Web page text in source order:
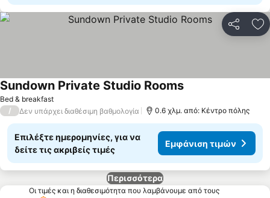
Bed & breakfast
Sundown Private Studio RoomsΕμφάνιση τιμών
/ Δεν υπάρχει διαθέσιμη βαθμολογία 0.6 χλμ. από: Κέντρο πόλης
Επιλέξτε ημερομηνίες, για να
δείτε τις ακριβείς τιμές
Εμφάνιση τιμών
Περισσότερα
Οι τιμές και η διαθεσιμότητα που λαμβάνουμε από τους